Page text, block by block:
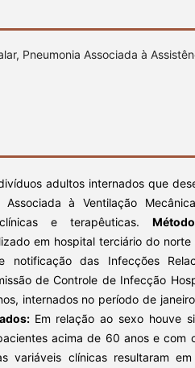
Pneumonia Associada à
adultos internados que
Associada à Ventilação
e terapêuticas.
em hospital terciário do norte
notificação das Infecções
de Controle de Infecção
internados no período de
: Em relação ao sexo houve
acima de 60 anos e com
variáveis clínicas resultaram